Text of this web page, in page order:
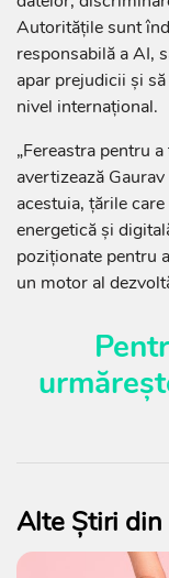
Autoritățile sunt
responsabilă a AI,
apar prejudicii și
nivel internațional.
„Fereastra pentru
avertizează
acestuia, țările
energetică și
poziționate pentru
un motor al
Alte Știri din